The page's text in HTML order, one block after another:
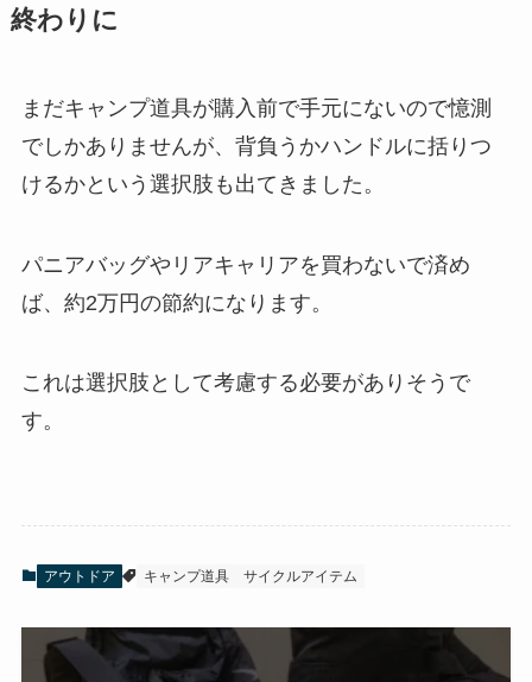
終わりに
まだキャンプ道具が購入前で手元にないので憶測
でしかありませんが、背負うかハンドルに括りつ
けるかという選択肢も出てきました。
パニアバッグやリアキャリアを買わないで済め
ば、約2万円の節約になります。
これは選択肢として考慮する必要がありそうで
す。
アウトドア キャンプ道具 サイクルアイテム